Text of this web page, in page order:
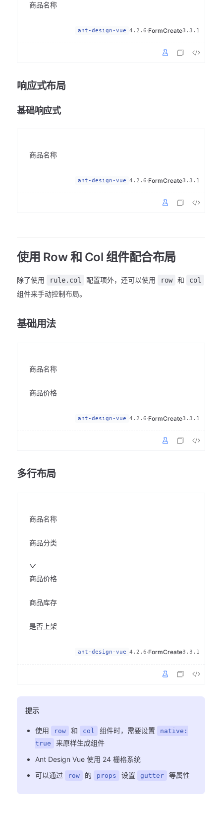
ant-design-vue 4.2.6·FormCreate3.3.1
商品名称
响应式布局
基础响应式
ant-design-vue 4.2.6·FormCreate3.3.1
商品名称
使用 Row 和 Col 组件配合布局
除了使用 rule.col 配置项外，还可以使用 row 和 col
组件来手动控制布局。
基础用法
ant-design-vue 4.2.6·FormCreate3.3.1
商品名称
商品价格
多行布局
ant-design-vue 4.2.6·FormCreate3.3.1
商品名称
商品分类
商品价格
商品库存
是否上架
提示
使用 row 和 col 组件时，需要设置
native:
true
来原样生成组件
Ant Design Vue 使用 24 栅格系统
可以通过
row 的 props 设置 gutter 等属性